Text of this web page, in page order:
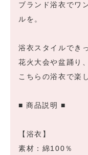
ブランド浴衣でワ
ルを。
浴衣スタイルでき
花火大会や盆踊り
こちらの浴衣で楽
■ 商品説明 ■
【浴衣】
素材：綿100％